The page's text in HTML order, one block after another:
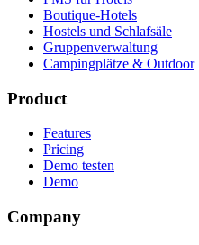
Boutique-Hotels
Hostels und Schlafsäle
Gruppenverwaltung
Campingplätze & Outdoor
Product
Features
Pricing
Demo testen
Demo
Company